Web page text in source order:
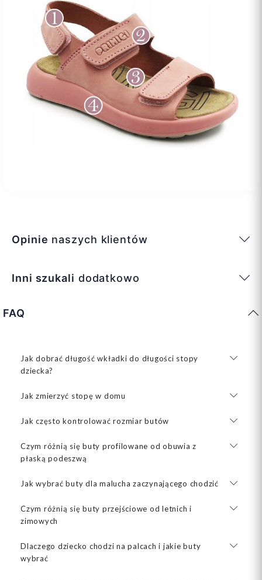
Opinie naszych klientów
Inni szukali dodatkowo
FAQ
Jak dobrać długość wkładki do długości stopy
dziecka?
Jak zmierzyć stopę w domu
Jak często kontrolować rozmiar butów
Czym różnią się buty profilowane od obuwia z
płaską podeszwą
Jak wybrać buty dla malucha zaczynającego chodzić
Czym różnią się buty przejściowe od letnich i
zimowych
Dlaczego dziecko chodzi na palcach i jakie buty
wybrać